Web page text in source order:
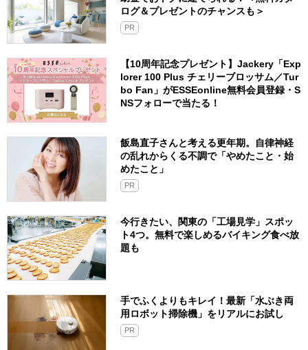
ログ＆プレゼントのチャンスも＞
PR
【10周年記念プレゼント】Jackery「Exp
lorer 100 Plus チェリーブロッサム／Tur
bo Fan」がESSEonline無料会員登録・S
NSフォローで当たる！
飯島直子さんと考える更年期。自律神経
の乱れからくる不調で「やめたこと・始
めたこと」
PR
今行きたい、関東の「工場見学」スポッ
ト4つ。無料で楽しめるバイキング食べ放
題も
手でふくよりもキレイ！最新「水ぶき両
用ロボット掃除機」をリアルにお試し
PR